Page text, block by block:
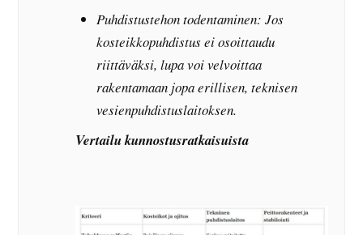
Puhdistustehon todentaminen: Jos
kosteikkopuhdistus ei osoittaudu
riittäväksi, lupa voi velvoittaa
rakentamaan jopa erillisen, teknisen
vesienpuhdistuslaitoksen.
Vertailu kunnostusratkaisuista